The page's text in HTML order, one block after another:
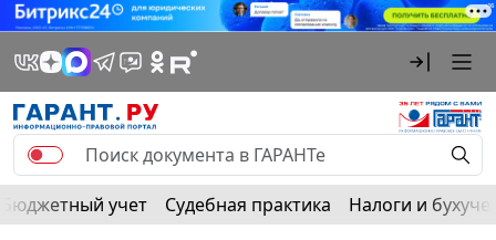
Бюджетный учет Судебная практика Налоги и